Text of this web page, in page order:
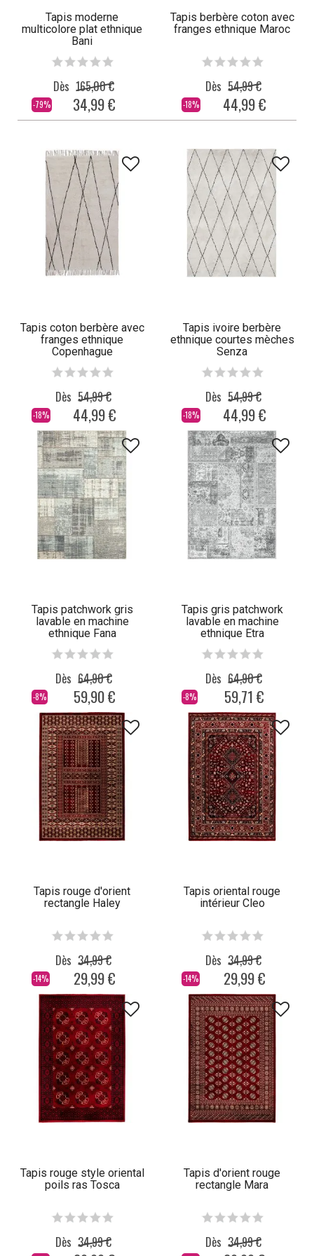
Tapis moderne
multicolore plat ethnique
Bani
-79%
Dès 165,00 €
34,99 €
Tapis berbère coton avec
franges ethnique Maroc
-18%
Dès 54,99 €
44,99 €
Tapis coton berbère avec
franges ethnique
Copenhague
-18%
Dès 54,99 €
44,99 €
Tapis ivoire berbère
ethnique courtes mèches
Senza
-18%
Dès 54,99 €
44,99 €
Tapis patchwork gris
lavable en machine
ethnique Fana
-8%
Dès 64,90 €
59,90 €
Tapis gris patchwork
lavable en machine
ethnique Etra
-8%
Dès 64,90 €
59,71 €
Tapis rouge d'orient
rectangle Haley
-14%
Dès 34,99 €
29,99 €
Tapis oriental rouge
intérieur Cleo
-14%
Dès 34,99 €
29,99 €
Tapis rouge style oriental
poils ras Tosca
Dès 34,99 €
Tapis d'orient rouge
rectangle Mara
Dès 34,99 €